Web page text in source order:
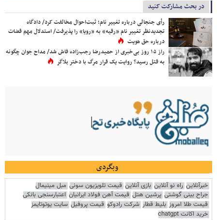
در بحث مشارکت کنید
رأی جنجالی درباره تغییر نام؛ ثبت‌احوال مخالفت کرد/ دادگاه
تجدیدنظر تغییر نام «رقیه» به «رویا» را پذیرفت/ استدلال مهم قضات
درباره حق هویت
راز ۱۵ روز بی‌خبری از حمیدرضا رجب‌زاده فاش شد/ مداح جوان چگونه
به قتل رسید؟ روایت یک قرار مرگ با دختر بلاگر
وبگردی
خبرآنلاین راه نو آنلاین بازی آنلاین قیمت تلویزیون سونی مبل مینیمال
جراح بینی گوشتی پرشین هتل قیمت آهن فولاد ایرانیان اعتبارسنجی بانکی
قیمت طلا امروز بلیط قطار شرکت رادوکو قیمت پروفیل سایت یوتوتایمز
خرید اکانت chatgpt